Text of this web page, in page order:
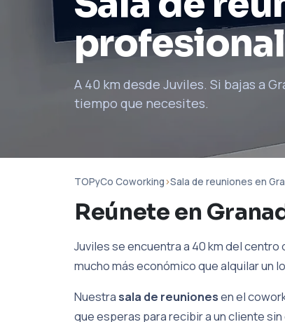
A 40 km desde Juviles. Si bajas a
tiempo que necesites.
TOPyCo Coworking›Sala de reuniones en
Reúnete en
Juviles se encuentra a 40 km del
mucho más económico que alquilar un
Nuestrasala de reunionesen el
que esperas para recibir a un cliente